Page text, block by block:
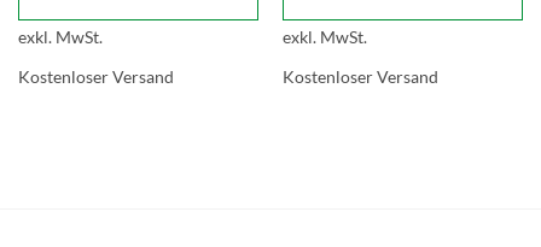
exkl. MwSt.
Kostenloser Versand
exkl. MwSt.
Kostenloser Versand